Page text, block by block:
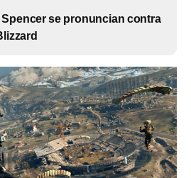
se pronuncian contra